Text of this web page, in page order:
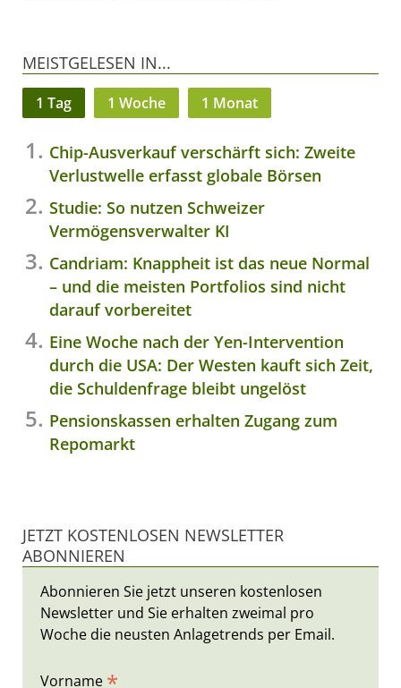
MEISTGELESEN IN...
1 Tag 1 Woche 1 Monat
Chip-Ausverkauf verschärft sich: Zweite
Verlustwelle erfasst globale Börsen
Studie: So nutzen Schweizer
Vermögensverwalter KI
Candriam: Knappheit ist das neue Normal
– und die meisten Portfolios sind nicht
darauf vorbereitet
Eine Woche nach der Yen-Intervention
durch die USA: Der Westen kauft sich Zeit,
die Schuldenfrage bleibt ungelöst
Pensionskassen erhalten Zugang zum
Repomarkt
JETZT KOSTENLOSEN NEWSLETTER
ABONNIEREN
Abonnieren Sie jetzt unseren kostenlosen
Newsletter und Sie erhalten zweimal pro
Woche die neusten Anlagetrends per Email.
Vorname